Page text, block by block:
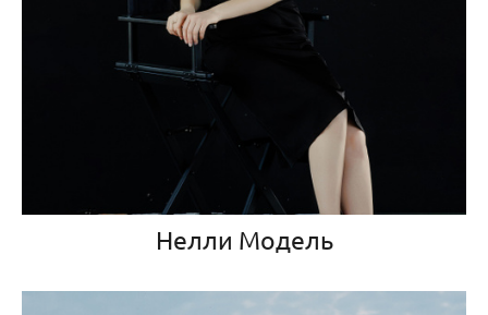
Нелли Модель